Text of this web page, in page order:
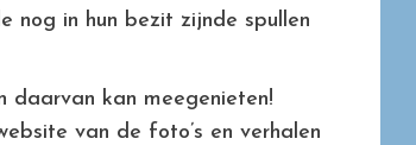
nog in hun bezit zijnde spullen
daarvan kan meegenieten!
van de foto’s en verhalen